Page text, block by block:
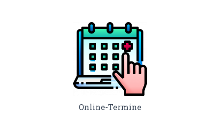
Online-Termine